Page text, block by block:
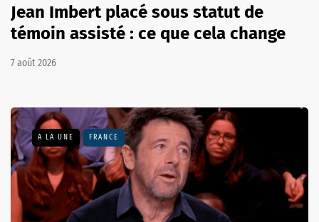
Jean Imbert placé sous statut de
témoin assisté : ce que cela change
7 août 2026
A LA UNE FRANCE